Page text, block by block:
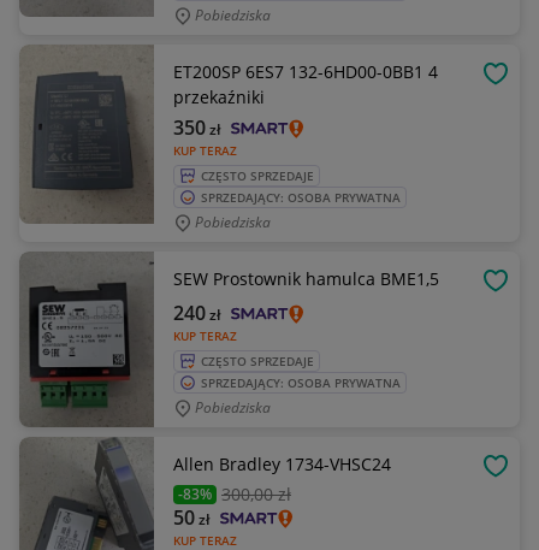
Pobiedziska
ET200SP 6ES7 132-6HD00-0BB1 4
przekaźniki
KUP TERAZ
350zł
CZĘSTO SPRZEDAJE
SPRZEDAJĄCY: OSOBA PRYWATNA
Pobiedziska
SEW Prostownik hamulca BME1,5
KUP TERAZ
240zł
CZĘSTO SPRZEDAJE
SPRZEDAJĄCY: OSOBA PRYWATNA
Pobiedziska
Allen Bradley 1734-VHSC24
-83% 300,00 zł
KUP TERAZ
50zł